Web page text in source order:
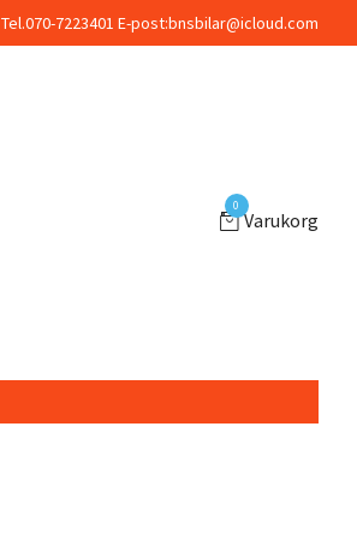
Tel.070-7223401 E-post:bnsbilar@icloud.com
0
Varukorg